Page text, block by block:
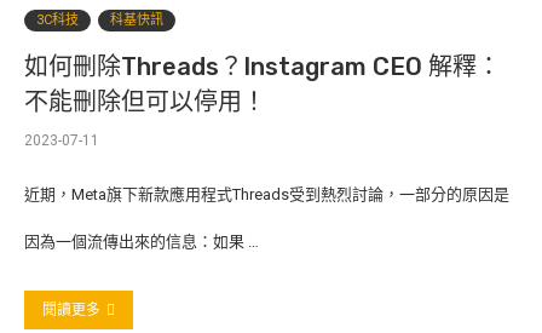
3C科技 科基快訊
如何刪除Threads？Instagram CEO 解釋：
不能刪除但可以停用！
2023-07-11
近期，Meta旗下新款應用程式Threads受到熱烈討論，一部分的原因是
因為一個流傳出來的信息：如果 …
閱讀更多